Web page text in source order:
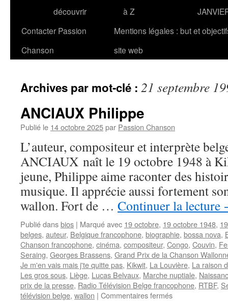
découvrir
à Z
Contacter Passion
Chanson
Mentions légales : but et
site web
Archives par mot-clé : 21 septembre
ANCIAUX Philippe
Publié le 14 octobre 2025par Passion Chanson
L’auteur, compositeur et interprète
ANCIAUX naît le 19 octobre 1948 à
jeune, Philippe aime raconter des
musique. Il apprécie aussi fortement
wallon. Fort de … Continuer la lecture
Publié dansbios | Marqué avec 19 octobre, 19 octobre 1948,
belges, auteur, Belgique francophone, biographie, bossa nova,
Chanson francophone, cinéma, compositeur, Congo, Couvin,
Seraing, Georges Brassens, Grand Prix de la Chanson
Je m'en vais mais j'te quitte pas, Kikwit, La Louvière, La raison
Les gros sous, Liège, Lucas Belvaux, Marche nuptiale,
prix de la presse, Radio Télévision Belge francophone, RTBF,
télévision belge, wallon | Commentaires ferméssur